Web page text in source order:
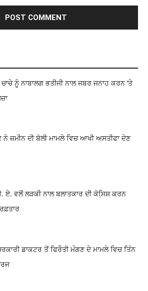
ਨੂੰ ਨਾਬਾਲਗ ਭਤੀਜੀ ਨਾਲ ਜਬਰ ਜਨਾਹ ਕਰਨ ‘ਤੇ
ਨੇ ਜ਼ਮੀਨ ਦੀ ਬੋਲੀ ਮਾਮਲੇ ਵਿਚ ਆਖੀ ਅਸਤੀਫਾ ਦੇਣ
ਵਲੋਂ ਲੜਕੀ ਨਾਲ ਬਲਾਤਕਾਰ ਦੀ ਕੋਸਿ਼ਸ਼ ਕਰਨ
ਡਾਕਟਰ ਤੋਂ ਫਿਰੌਤੀ ਮੰਗਣ ਦੇ ਮਾਮਲੇ ਵਿਚ ਤਿੰਨ